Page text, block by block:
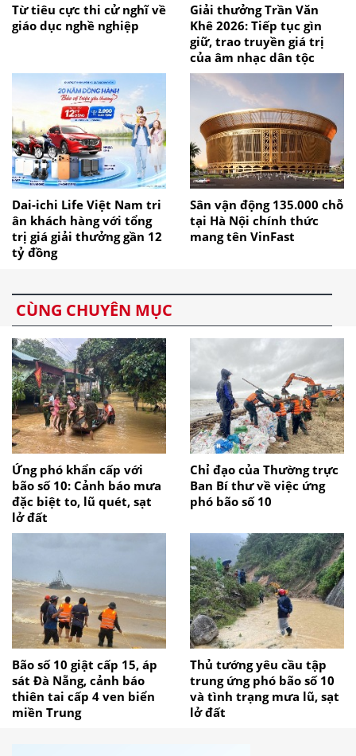
Từ tiêu cực thi cử nghĩ về
giáo dục nghề nghiệp
Giải thưởng Trần Văn
Khê 2026: Tiếp tục gìn
giữ, trao truyền giá trị
của âm nhạc dân tộc
Dai-ichi Life Việt Nam tri
ân khách hàng với tổng
trị giá giải thưởng gần 12
tỷ đồng
Sân vận động 135.000 chỗ
tại Hà Nội chính thức
mang tên VinFast
CÙNG CHUYÊN MỤC
Ứng phó khẩn cấp với
bão số 10: Cảnh báo mưa
đặc biệt to, lũ quét, sạt
lở đất
Chỉ đạo của Thường trực
Ban Bí thư về việc ứng
phó bão số 10
Bão số 10 giật cấp 15, áp
sát Đà Nẵng, cảnh báo
thiên tai cấp 4 ven biển
miền Trung
Thủ tướng yêu cầu tập
trung ứng phó bão số 10
và tình trạng mưa lũ, sạt
lở đất